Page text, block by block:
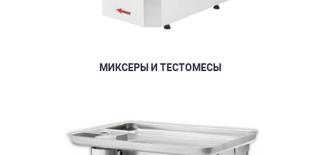
МИКСЕРЫ И ТЕСТОМЕСЫ